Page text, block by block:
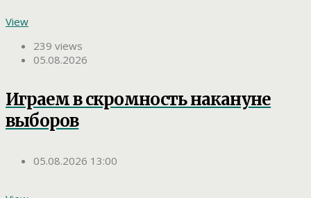
View
239 views
05.08.2026
Играем в скромность накануне
выборов
05.08.2026 13:00